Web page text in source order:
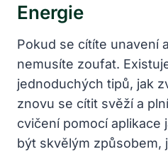
Energie
Pokud se cítíte unavení
nemusíte zoufat.
jednoduchých tipů, jak
znovu se cítit svěží a
cvičení pomocí aplikace
být skvělým způsobem,